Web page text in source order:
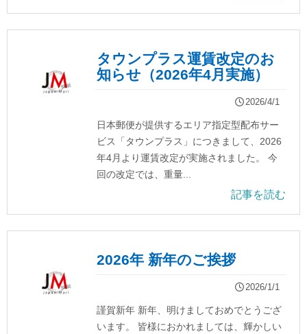
タウンプラス運賃改定のお
知らせ（2026年4月実施）
2026/4/1
日本郵便が提供するエリア指定型配布サー
ビス「タウンプラス」につきまして、2026
年4月より運賃改定が実施されました。 今
回の改定では、重量...
記事を読む
2026年 新年のご挨拶
2026/1/1
謹賀新年 新年、明けましておめでとうござ
います。 皆様におかれましては、輝かしい